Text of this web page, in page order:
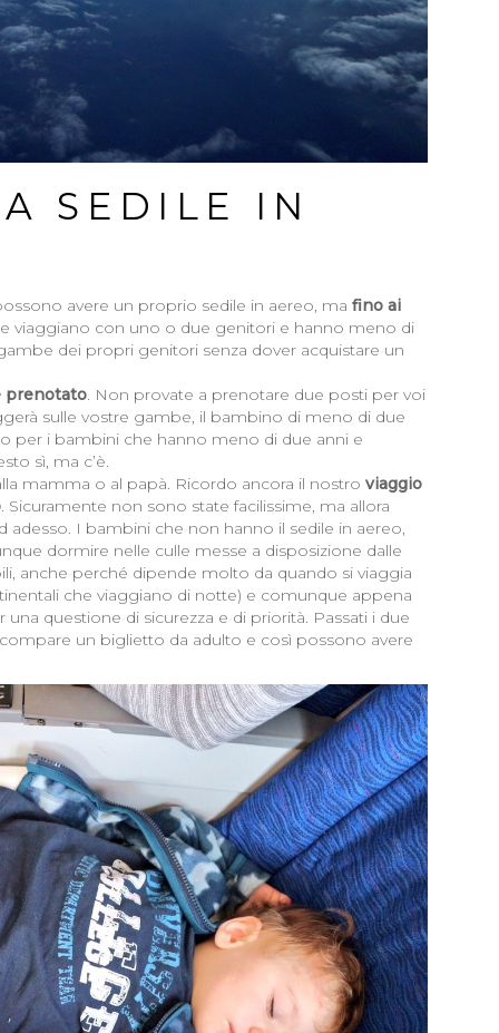
SEDILE IN
avere un proprio sedile in aereo, ma fino ai
viaggiano con uno o due genitori e hanno meno di
dei propri genitori senza dover acquistare un
prenotato. Non provate a prenotare due posti per voi
sulle vostre gambe, il bambino di meno di due
per i bambini che hanno meno di due anni e
sì, ma c’è.
mamma o al papà. Ricordo ancora il nostro viaggio
. Sicuramente non sono state facilissime, ma allora
adesso. I bambini che non hanno il sedile in aereo,
dormire nelle culle messe a disposizione dalle
anche perché dipende molto da quando si viaggia
che viaggiano di notte) e comunque appena
questione di sicurezza e di priorità. Passati i due
un biglietto da adulto e così possono avere